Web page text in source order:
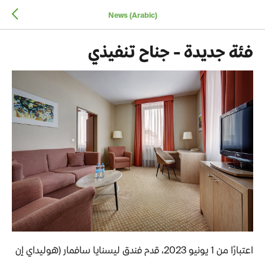
News (Arabic)
فئة جديدة - جناح تنفيذي
اعتبارًا من 1 يونيو 2023، قدم فندق ليسنايا سافمار (هوليداي إن